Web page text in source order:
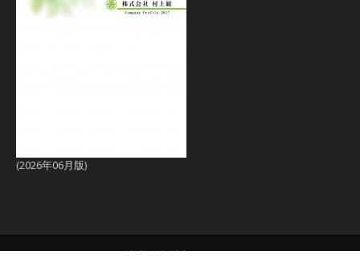
(2026年06月版)
Copyright © 株式会社 村上組 All Rights Reserved.